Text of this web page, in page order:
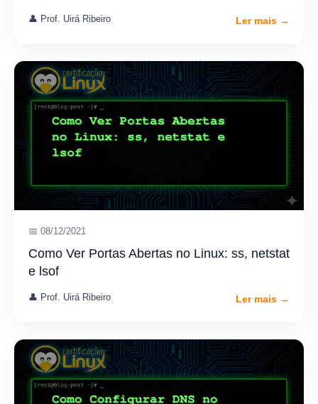
👤 Prof. Uirá Ribeiro Ler mais →
📅 08/12/2021
Como Ver Portas Abertas no Linux: ss, netstat
e lsof
👤 Prof. Uirá Ribeiro Ler mais →